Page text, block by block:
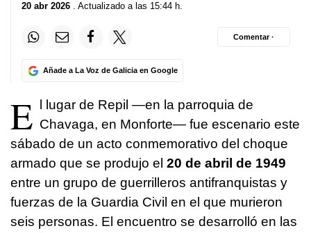
20 abr 2026 . Actualizado a las 15:44 h.
Añade a La Voz de Galicia en Google
Comentar ·
E
l lugar de Repil —en la parroquia de
Chavaga, en Monforte— fue escenario este
sábado de un acto conmemorativo del choque
armado que se produjo el 20 de abril de 1949
entre un grupo de guerrilleros antifranquistas y
fuerzas de la Guardia Civil en el que murieron
seis personas. El encuentro se desarrolló en las